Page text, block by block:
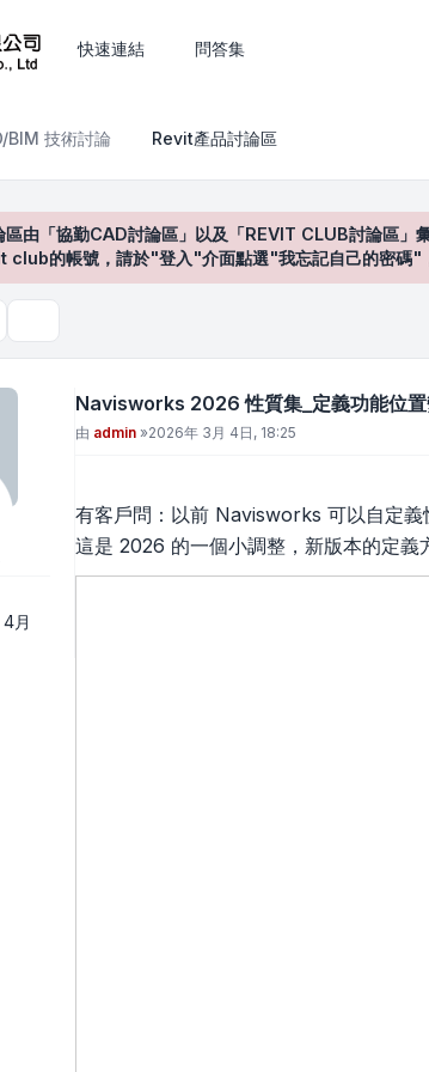
快速連結 問答集
BIM 技術討論 Revit產品討論區
由「協勤CAD討論區」以及「REVIT CLUB討論區」
club的帳號，請於"登入"介面點選"我忘記自己的密碼"
月
Navisworks 2026 性質集_定義功能位
文章
由 admin »2026年 3月 4日, 18:25
有客戶問：以前 Navisworks 可以自定
這是 2026 的一個小調整，新版本的定